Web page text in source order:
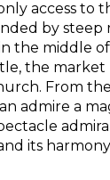
access to
by steep
the middle
the market
From
admire a
its